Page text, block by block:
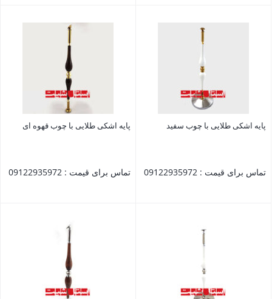
پایه اشکی طلایی با چوب سفید
تماس برای قیمت : 09122935972
پایه اشکی طلایی با چوب قهوه ای
تماس برای قیمت : 09122935972